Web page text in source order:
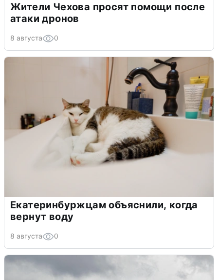
Жители Чехова просят помощи после
атаки дронов
8 августа 0
Екатеринбуржцам объяснили, когда
вернут воду
8 августа 0